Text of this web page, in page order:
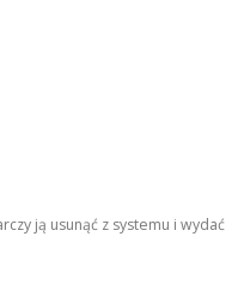
ją usunąć z systemu i wydać